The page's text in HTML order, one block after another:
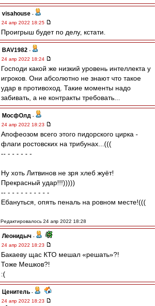
visahouse -
24 апр 2022 18:25
Проигрыш будет по делу, кстати.
BAV1982 -
24 апр 2022 18:24
Господи какой же низкий уровень интеллекта у
игроков. Они абсолютно не знают что такое
удар в противоход. Такие моменты надо
забивать, а не контракты требовать...
МосфОлд -
24 апр 2022 18:23
Апофеозом всего этого пидорского цирка -
флаги ростовских на трибунах...(((
-- - - - - - -
Ну хоть Литвинов не зря хлеб жуёт!
Прекрасный удар!!!)))))
-- - - - - - - - - - -
Ебануться, опять пеналь на ровном месте!(((
Редактировалось 24 апр 2022 18:28
Леонидыч -
24 апр 2022 18:23
Бакаеву щас КТО мешал «решать»?!
Тоже Мешков?!
:(
Ценитель -
24 апр 2022 18:23